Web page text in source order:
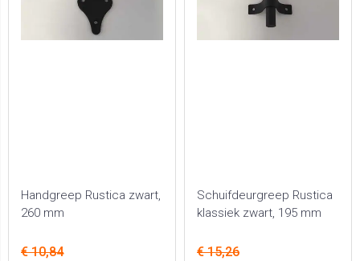
Handgreep Rustica zwart,
260 mm
€ 10,84
Schuifdeurgreep Rustica
klassiek zwart, 195 mm
€ 15,26